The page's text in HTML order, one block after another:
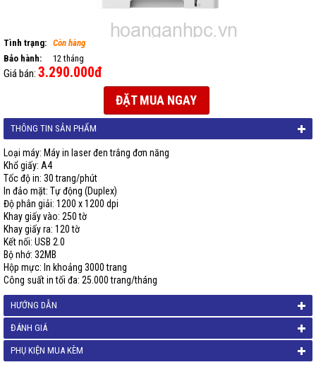
Tình trạng: Còn hàng
Bảo hành:
12 tháng
Giá bán: 3.290.000đ
ĐẶT MUA NGAY
THÔNG TIN SẢN PHẨM
Loại máy: Máy in laser đen trắng đơn năng
Khổ giấy: A4
Tốc độ in: 30 trang/phút
In đảo mặt: Tự động (Duplex)
Độ phân giải: 1200 x 1200 dpi
Khay giấy vào: 250 tờ
Khay giấy ra: 120 tờ
Kết nối: USB 2.0
Bộ nhớ: 32MB
Hộp mực: In khoảng 3000 trang
Công suất in tối đa: 25.000 trang/tháng
HƯỚNG DẪN
ĐÁNH GIÁ
PHỤ KIỆN MUA KÈM